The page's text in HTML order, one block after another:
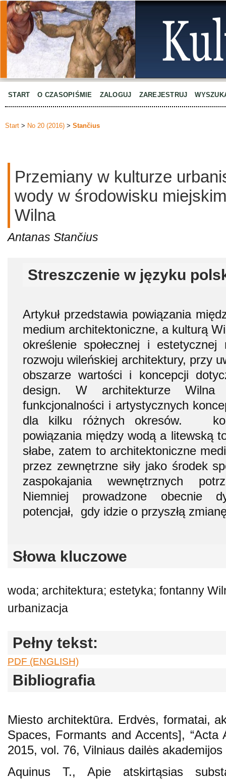
START O CZASOPIŚMIE ZALOGUJ ZAREJESTRUJ
Start > No 20 (2016) > Stančius
Przemiany w kulturze
wody w środowisku
Wilna
Antanas Stančius
Streszczenie w języku
Artykuł przedstawia powiązania
medium architektoniczne, a kulturą
określenie społecznej i
rozwoju wileńskiej architektury, przy
obszarze wartości i koncepcji
design. W architekturze
funkcjonalności i artystycznych
dla kilku różnych okresów.
powiązania między wodą a litewską
słabe, zatem to architektoniczne
przez zewnętrzne siły jako środek
zaspokajania wewnętrznych
Niemniej prowadzone obecnie
potencjał, gdy idzie o przyszłą
Słowa kluczowe
woda; architektura; estetyka; fontanny
urbanizacja
Pełny tekst:
PDF (ENGLISH)
Bibliografia
Miesto architektūra. Erdvės, formatai,
Spaces, Formants and Accents], “Acta
2015, vol. 76, Vilniaus dailės
Aquinus T., Apie atskirtąsias